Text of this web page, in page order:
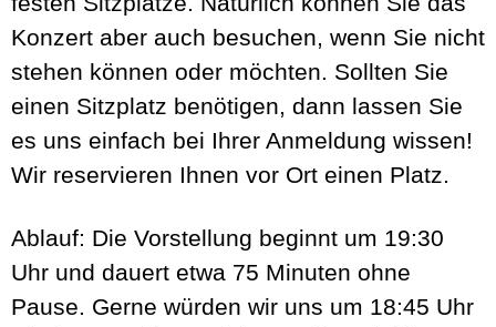
Konzert aber auch besuchen, wenn Sie nicht
stehen können oder möchten. Sollten Sie
einen Sitzplatz benötigen, dann lassen Sie
es uns einfach bei Ihrer Anmeldung wissen!
Wir reservieren Ihnen vor Ort einen Platz.
Ablauf: Die Vorstellung beginnt um 19:30
Uhr und dauert etwa 75 Minuten ohne
Pause. Gerne würden wir uns um 18:45 Uhr